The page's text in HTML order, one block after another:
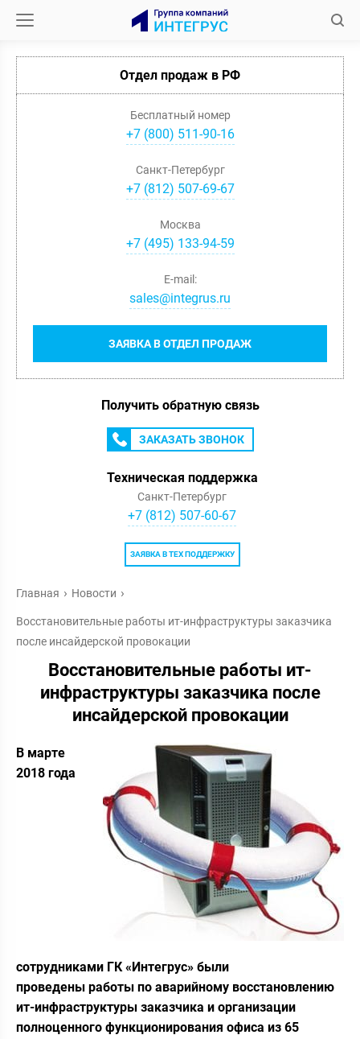
Отдел продаж в РФ
Бесплатный номер
+7 (800) 511-90-16
Санкт-Петербург
+7(812) 507-69-67
Москва
+7(495) 133-94-59
ЗАЯВКА В ОТДЕЛ ПРОДАЖ
E-mail:
sales@integrus.ru
Получить обратную связь
ЗАКАЗАТЬ ЗВОНОК
Техническая поддержка
Санкт-Петербург
+7 (812) 507-60-67
ЗАЯВКА В ТЕХ ПОДДЕРЖКУ
Главная Новости
Восстановительные работы ит-инфраструктуры заказчика
после инсайдерской провокации
Восстановительные работы ит-
инфраструктуры заказчика после
инсайдерской провокации
В марте
2018 года
сотрудниками ГК «Интегрус» были
проведены работы по аварийному восстановлению
ит-инфраструктуры заказчика и организации
полноценного функционирования офиса из 65